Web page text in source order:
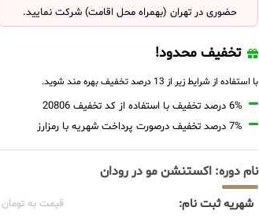
حضوری در تهران (بهمراه محل اقامت) شرکت نمایید.
تخفیف محدود!
با استفاده از شرایط زیر از 13 درصد تخفیف بهره مند شوید.
6% درصد تخفیف با استفاده از کد تخفیف 20806
7% درصد تخفیف درصورت پرداخت شهریه با رمزارز
نام دوره: اکستنشن مو در رودان
شهریه ثبت نام: قیمت به تومان